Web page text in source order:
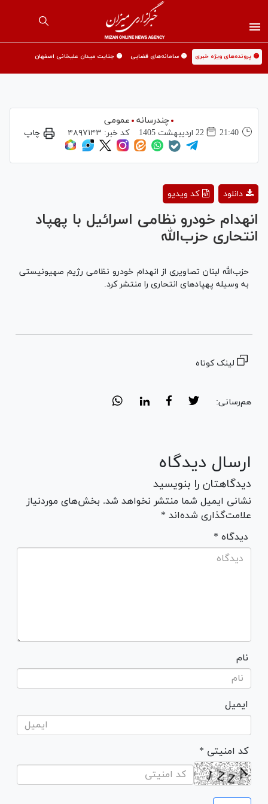
🟡 پرونده‌های ویژه خبری 🟡 سامانه‌های قضایی 🟡 جنایت میدان علیخانی اصفهان
چندرسانه
عمومی
21:40
22 ارديبهشت 1405 کد خبر: ۴۸۹۷۱۴۳ چاپ
Video
کد ویدیو دانلود
انهدام خودرو نظامی اسرائیل با پهپاد
انتحاری حزب‌الله
حزب‌الله لبنان تصاویری از انهدام خودرو نظامی رژیم صهیونیستی
به وسیله پهپادهای انتحاری را منتشر کرد.
لینک کوتاه
هم‌رسانی:
ارسال دیدگاه
دیدگاهتان را بنویسید
نشانی ایمیل شما منتشر نخواهد شد. بخش‌های موردنیاز
علامت‌گذاری شده‌اند *
* دیدگاه
نام
ایمیل
* کد امنیتی